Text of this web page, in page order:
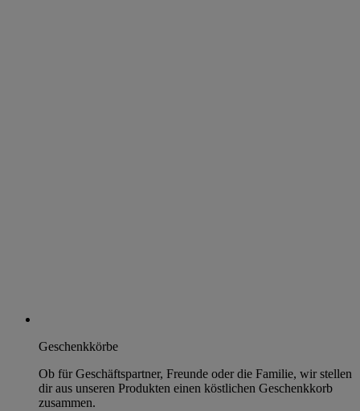
Geschenkkörbe
Ob für Geschäftspartner, Freunde oder die Familie, wir stellen
dir aus unseren Produkten einen köstlichen Geschenkkorb
zusammen.